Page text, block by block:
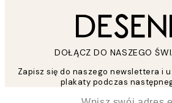
DOŁĄCZ DO NASZEGO
Zapisz się do naszego newslettera i
plakaty podczas